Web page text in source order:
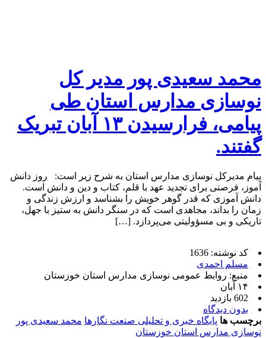
محمد سعیدی پور مدیر کل
نوسازی مدارس استان طی
پیامی، فرارسیدن ۱۳ آبان تبریک
گفتند.
پیام مدیرکل نوسازی مدارس استان به شرح زیر است: روز دانش
آموز، فرصتی برای تجدید عهد با قلم، کتاب و دین و دانش است.
دانش آموزی که قدر گوهر خویش را بشناسد و ارزش زندگی و
زمان را بداند، مجاهدی است که در سنگر دانش به ستیز با جهل،
تاریکی و بی مسؤولیتی می‌پردازد. […]
کد نوشته: 1636
مسلم احمدی
منبع: روابط عمومی نوسازی مدارس استان خوزستان
۱۴ آبان
602 بازدید
بدون دیدگاه
برچسب ها پایگاه خبری و تحلیلی صنعت نگارها محمد سعیدی پور
نوسازی مدارس استان خوزستان